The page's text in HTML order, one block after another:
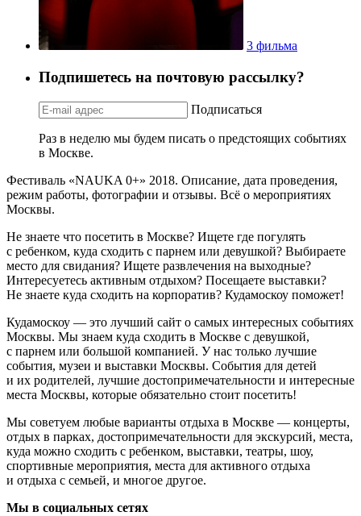
3 фильма
Подпишетесь на почтовую рассылку?
Подписаться
Раз в неделю мы будем писать о предстоящих событиях
в Москве.
Фестиваль «NAUKA 0+» 2018. Описание, дата проведения,
режим работы, фотографии и отзывы. Всё о мероприятиях
Москвы.
Не знаете что посетить в Москве? Ищете где погулять
с ребенком, куда сходить с парнем или девушкой? Выбираете
место для свидания? Ищете развлечения на выходные?
Интересуетесь активным отдыхом? Посещаете выставки?
Не знаете куда сходить на корпоратив? Кудамоскоу поможет!
Кудамоскоу — это лучший сайт о самых интересных событиях
Москвы. Мы знаем куда сходить в Москве с девушкой,
с парнем или большой компанией. У нас только лучшие
события, музеи и выставки Москвы. События для детей
и их родителей, лучшие достопримечательности и интересные
места Москвы, которые обязательно стоит посетить!
Мы советуем любые варианты отдыха в Москве — концерты,
отдых в парках, достопримечательности для экскурсий, места,
куда можно сходить с ребенком, выставки, театры, шоу,
спортивные мероприятия, места для активного отдыха
и отдыха с семьей, и многое другое.
Мы в социальных сетях